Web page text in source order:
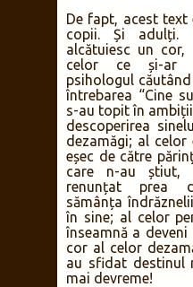
De fapt, acest text
copii. Și adulți.
alcătuiesc un
celor ce și-ar
psihologul
întrebarea “Cine
s-au topit în
descoperirea
dezamăgi; al
eșec de către
care n-au știut,
renunțat prea
sămânța
în sine; al celor
înseamnă a deveni
cor al celor
au sfidat destinul
mai devreme!